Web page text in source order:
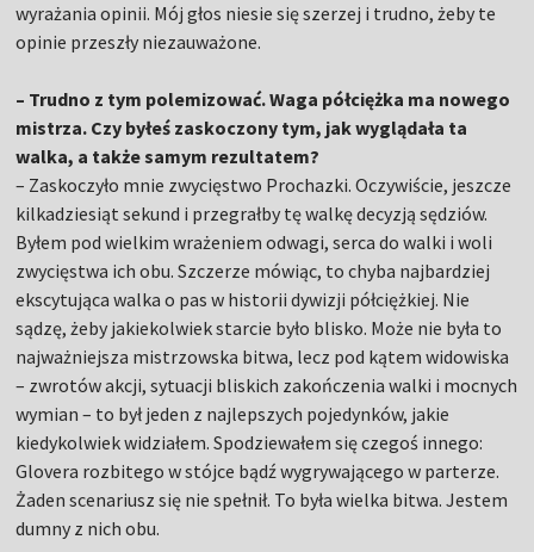
wyrażania opinii. Mój głos niesie się szerzej i trudno, żeby te
opinie przeszły niezauważone.
– Trudno z tym polemizować. Waga półciężka ma nowego
mistrza. Czy byłeś zaskoczony tym, jak wyglądała ta
walka, a także samym rezultatem?
– Zaskoczyło mnie zwycięstwo Prochazki. Oczywiście, jeszcze
kilkadziesiąt sekund i przegrałby tę walkę decyzją sędziów.
Byłem pod wielkim wrażeniem odwagi, serca do walki i woli
zwycięstwa ich obu. Szczerze mówiąc, to chyba najbardziej
ekscytująca walka o pas w historii dywizji półciężkiej. Nie
sądzę, żeby jakiekolwiek starcie było blisko. Może nie była to
najważniejsza mistrzowska bitwa, lecz pod kątem widowiska
– zwrotów akcji, sytuacji bliskich zakończenia walki i mocnych
wymian – to był jeden z najlepszych pojedynków, jakie
kiedykolwiek widziałem. Spodziewałem się czegoś innego:
Glovera rozbitego w stójce bądź wygrywającego w parterze.
Żaden scenariusz się nie spełnił. To była wielka bitwa. Jestem
dumny z nich obu.